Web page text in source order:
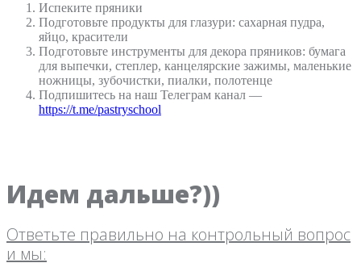
Испеките пряники
Подготовьте продукты для глазури: сахарная пудра,
яйцо, красители
Подготовьте инструменты для декора пряников: бумага
для выпечки, степлер, канцелярские зажимы, маленькие
ножницы, зубочистки, пиалки, полотенце
Подпишитесь на наш Телеграм канал —
https://t.me/pastryschool
Идем дальше?))
Ответьте правильно на контрольный вопрос
и мы: